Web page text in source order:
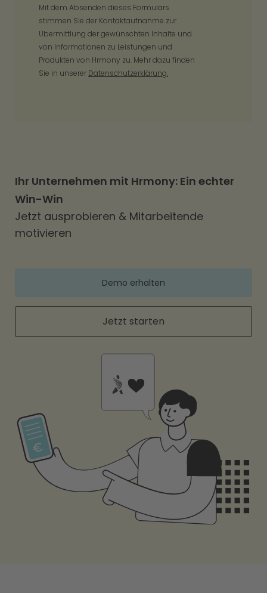
Mit dem Absenden dieses Formulars
stimmen Sie der Kontaktaufnahme zur
Übermittlung der gewünschten Inhalte und
von Informationen zu Leistungen und
Produkten von Hrmony zu. Mehr dazu finden
Sie in unserer Datenschutzerklärung.
Ihr Unternehmen mit Hrmony: Ein echter
Win-Win
Jetzt ausprobieren & Mitarbeitende
motivieren
Demo erhalten
Jetzt starten